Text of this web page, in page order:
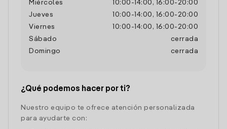
Miércoles
10:00 - 14:00 , 16:00- 20:00
Jueves
10:00 - 14:00 , 16:00- 20:00
Viernes
10:00 - 14:00 , 16:00- 20:00
Sábado
cerrada
Domingo
cerrada
¿Qué podemos hacer por ti?
Nuestro equipo te ofrece atención personalizada
para ayudarte con: